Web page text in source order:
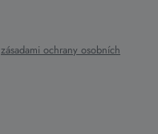
zásadami ochrany osobních